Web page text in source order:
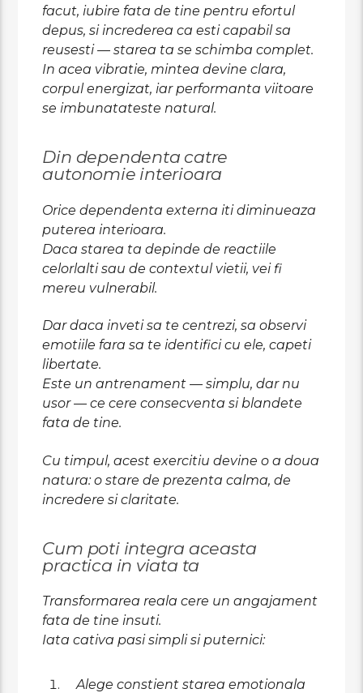
facut, iubire fata de tine pentru efortul
depus, si increderea ca esti capabil sa
reusesti — starea ta se schimba complet.
In acea vibratie, mintea devine clara,
corpul energizat, iar performanta viitoare
se imbunatateste natural.
Din dependenta catre
autonomie interioara
Orice dependenta externa iti diminueaza
puterea interioara.
Daca starea ta depinde de reactiile
celorlalti sau de contextul vietii, vei fi
mereu vulnerabil.
Dar daca inveti sa te centrezi, sa observi
emotiile fara sa te identifici cu ele, capeti
libertate.
Este un antrenament — simplu, dar nu
usor — ce cere consecventa si blandete
fata de tine.
Cu timpul, acest exercitiu devine o a doua
natura: o stare de prezenta calma, de
incredere si claritate.
Cum poti integra aceasta
practica in viata ta
Transformarea reala cere un angajament
fata de tine insuti.
Iata cativa pasi simpli si puternici:
Alege constient starea emotionala